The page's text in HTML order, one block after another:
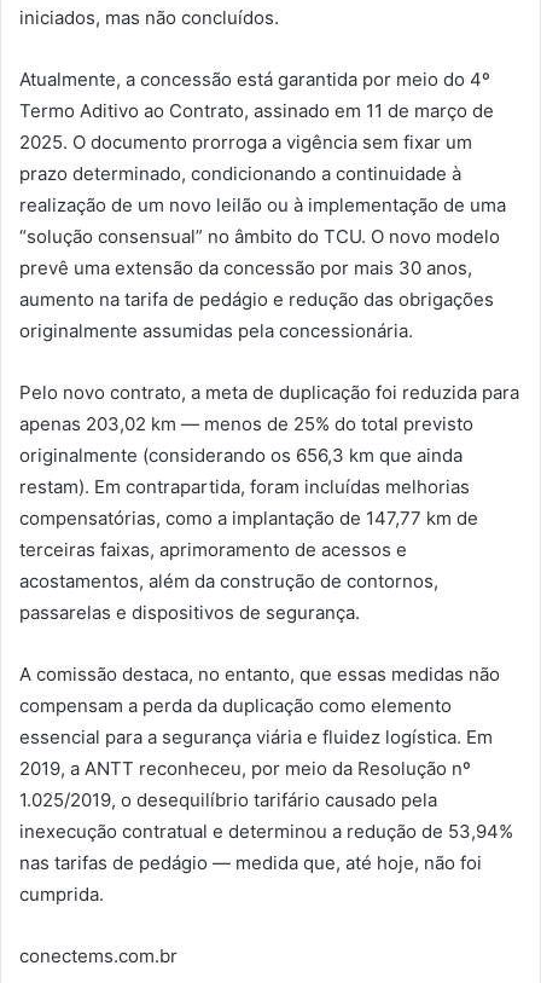
iniciados, mas não concluídos.
Atualmente, a concessão está garantida por meio do 4º
Termo Aditivo ao Contrato, assinado em 11 de março de
2025. O documento prorroga a vigência sem fixar um
prazo determinado, condicionando a continuidade à
realização de um novo leilão ou à implementação de uma
“solução consensual” no âmbito do TCU. O novo modelo
prevê uma extensão da concessão por mais 30 anos,
aumento na tarifa de pedágio e redução das obrigações
originalmente assumidas pela concessionária.
Pelo novo contrato, a meta de duplicação foi reduzida para
apenas 203,02 km — menos de 25% do total previsto
originalmente (considerando os 656,3 km que ainda
restam). Em contrapartida, foram incluídas melhorias
compensatórias, como a implantação de 147,77 km de
terceiras faixas, aprimoramento de acessos e
acostamentos, além da construção de contornos,
passarelas e dispositivos de segurança.
A comissão destaca, no entanto, que essas medidas não
compensam a perda da duplicação como elemento
essencial para a segurança viária e fluidez logística. Em
2019, a ANTT reconheceu, por meio da Resolução nº
1.025/2019, o desequilíbrio tarifário causado pela
inexecução contratual e determinou a redução de 53,94%
nas tarifas de pedágio — medida que, até hoje, não foi
cumprida.
conectems.com.br